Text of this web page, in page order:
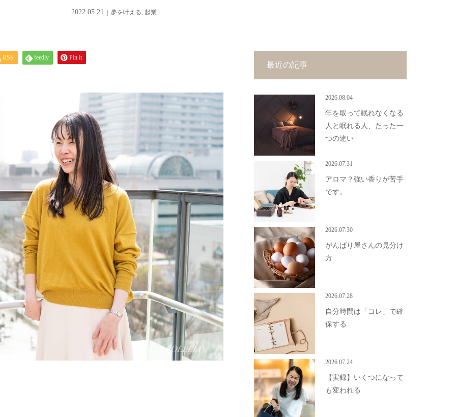
2022.05.21 夢を叶える 起業
RSS feedly Pin it
最近の記事
2026.08.04
年を取って眠れなくなる
人と眠れる人、たった一
つの違い
2026.07.31
アロマ？強い香りが苦手
です。
2026.07.30
がんばり屋さんの見分け
方
2026.07.28
自分時間は「コレ」で確
保する
2026.07.24
【実録】いくつになって
も変われる